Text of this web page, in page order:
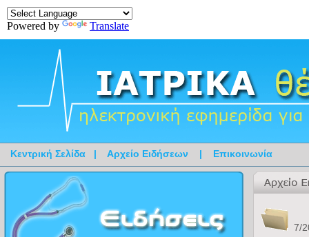
Powered by Translate
Κεντρική Σελίδα | Αρχείο Ειδήσεων | Επικοινωνία
7/